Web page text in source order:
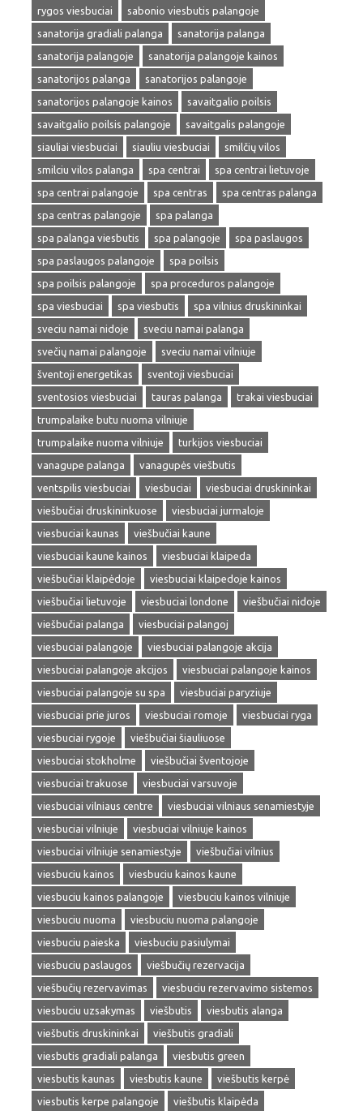
rygos viesbuciai
sabonio viesbutis palangoje
sanatorija gradiali palanga
sanatorija palanga
sanatorija palangoje
sanatorija palangoje kainos
sanatorijos palanga
sanatorijos palangoje
sanatorijos palangoje kainos
savaitgalio poilsis
savaitgalio poilsis palangoje
savaitgalis palangoje
siauliai viesbuciai
siauliu viesbuciai
smilčių vilos
smilciu vilos palanga
spa centrai
spa centrai lietuvoje
spa centrai palangoje
spa centras
spa centras palanga
spa centras palangoje
spa palanga
spa palanga viesbutis
spa palangoje
spa paslaugos
spa paslaugos palangoje
spa poilsis
spa poilsis palangoje
spa proceduros palangoje
spa viesbuciai
spa viesbutis
spa vilnius druskininkai
sveciu namai nidoje
sveciu namai palanga
svečių namai palangoje
sveciu namai vilniuje
šventoji energetikas
sventoji viesbuciai
sventosios viesbuciai
tauras palanga
trakai viesbuciai
trumpalaike butu nuoma vilniuje
trumpalaike nuoma vilniuje
turkijos viesbuciai
vanagupe palanga
vanagupės viešbutis
ventspilis viesbuciai
viesbuciai
viesbuciai druskininkai
viešbučiai druskininkuose
viesbuciai jurmaloje
viesbuciai kaunas
viešbučiai kaune
viesbuciai kaune kainos
viesbuciai klaipeda
viešbučiai klaipėdoje
viesbuciai klaipedoje kainos
viešbučiai lietuvoje
viesbuciai londone
viešbučiai nidoje
viešbučiai palanga
viesbuciai palangoj
viesbuciai palangoje
viesbuciai palangoje akcija
viesbuciai palangoje akcijos
viesbuciai palangoje kainos
viesbuciai palangoje su spa
viesbuciai paryziuje
viesbuciai prie juros
viesbuciai romoje
viesbuciai ryga
viesbuciai rygoje
viešbučiai šiauliuose
viesbuciai stokholme
viešbučiai šventojoje
viesbuciai trakuose
viesbuciai varsuvoje
viesbuciai vilniaus centre
viesbuciai vilniaus senamiestyje
viesbuciai vilniuje
viesbuciai vilniuje kainos
viesbuciai vilniuje senamiestyje
viešbučiai vilnius
viesbuciu kainos
viesbuciu kainos kaune
viesbuciu kainos palangoje
viesbuciu kainos vilniuje
viesbuciu nuoma
viesbuciu nuoma palangoje
viesbuciu paieska
viesbuciu pasiulymai
viesbuciu paslaugos
viešbučių rezervacija
viešbučių rezervavimas
viesbuciu rezervavimo sistemos
viesbuciu uzsakymas
viešbutis
viesbutis alanga
viešbutis druskininkai
viešbutis gradiali
viesbutis gradiali palanga
viesbutis green
viesbutis kaunas
viesbutis kaune
viešbutis kerpė
viesbutis kerpe palangoje
viešbutis klaipėda